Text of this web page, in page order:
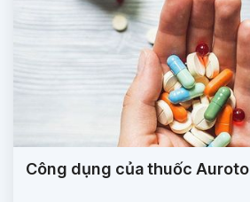
Công dụng của thuốc Auroto